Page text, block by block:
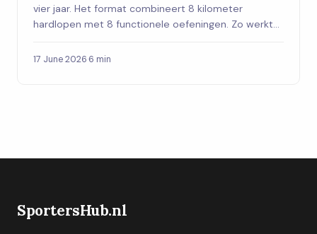
vier jaar. Het format combineert 8 kilometer
hardlopen met 8 functionele oefeningen. Zo werkt
17 June 2026·6 min
SportersHub.nl